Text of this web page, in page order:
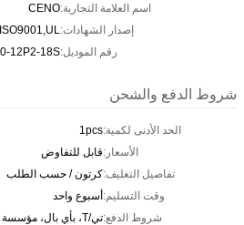
اسم العلامة التجارية:CENO
إصدار الشهادات:
رقم الموديل:12P2-18S
شروط الدفع والشحن
الحد الأدنى لكمية:1pcs
الأسعار:قابل للتفاوض
تفاصيل التغليف:كرتون / حسب الطلب
وقت التسليم:أسبوع واحد
شروط الدفع:تي/T، بأي بال، مؤسسة ويسترن يونيون